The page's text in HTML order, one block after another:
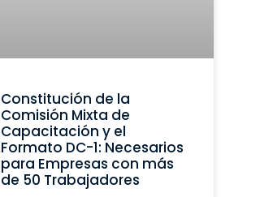
Constitución de la
Comisión Mixta de
Capacitación y el
Formato DC-1: Necesarios
para Empresas con más
de 50 Trabajadores